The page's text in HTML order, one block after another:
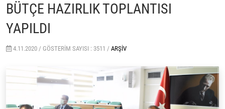
BÜTÇE HAZIRLIK TOPLANTISI
YAPILDI
4.11.2020 / GÖSTERIM SAYISI : 3511 / ARŞIV